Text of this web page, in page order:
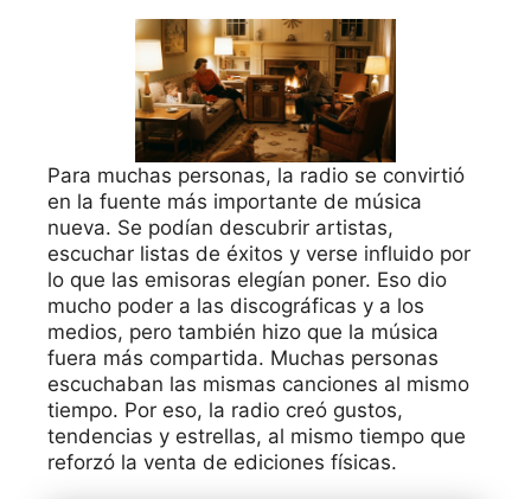
Para muchas personas, la radio se convirtió
en la fuente más importante de música
nueva. Se podían descubrir artistas,
escuchar listas de éxitos y verse influido por
lo que las emisoras elegían poner. Eso dio
mucho poder a las discográficas y a los
medios, pero también hizo que la música
fuera más compartida. Muchas personas
escuchaban las mismas canciones al mismo
tiempo. Por eso, la radio creó gustos,
tendencias y estrellas, al mismo tiempo que
reforzó la venta de ediciones físicas.